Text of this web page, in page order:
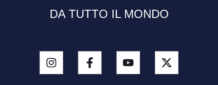
DA TUTTO IL MONDO